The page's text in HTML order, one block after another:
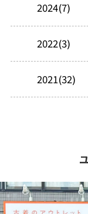
2024(7)
2022(3)
2021(32)